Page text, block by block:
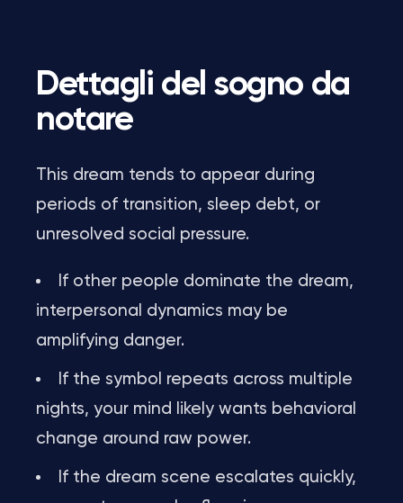
Dettagli del sogno da
notare
This dream tends to appear during
periods of transition, sleep debt, or
unresolved social pressure.
If other people dominate the dream,
interpersonal dynamics may be
amplifying danger.
If the symbol repeats across multiple
nights, your mind likely wants behavioral
change around raw power.
If the dream scene escalates quickly,